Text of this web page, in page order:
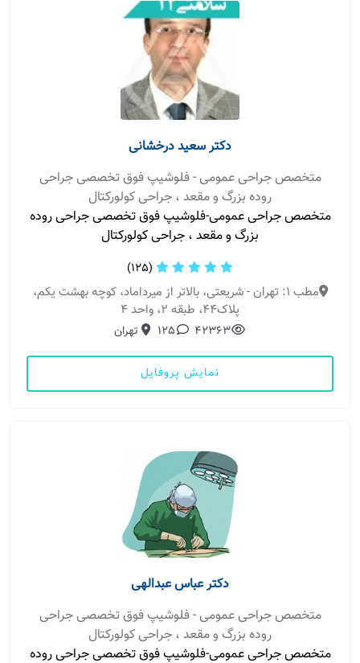
دکتر سعید درخشانی
متخصص جراحی عمومی - فلوشیپ فوق تخصصی جراحی
روده بزرگ و مقعد ، جراحی کولورکتال
متخصص جراحی عمومی-فلوشیپ فوق تخصصی جراحی روده
بزرگ و مقعد ، جراحی کولورکتال
(125)
مطب 1: تهران - شریعتی، بالاتر از میرداماد، کوچه بهشت یکم،
پلاک44، طبقه 2، واحد 4
42363
125 تهران
نمایش پروفایل
دکتر عباس عبدالهی
متخصص جراحی عمومی - فلوشیپ فوق تخصصی جراحی
روده بزرگ و مقعد ، جراحی کولورکتال
متخصص جراحی عمومی-فلوشیپ فوق تخصصی جراحی روده